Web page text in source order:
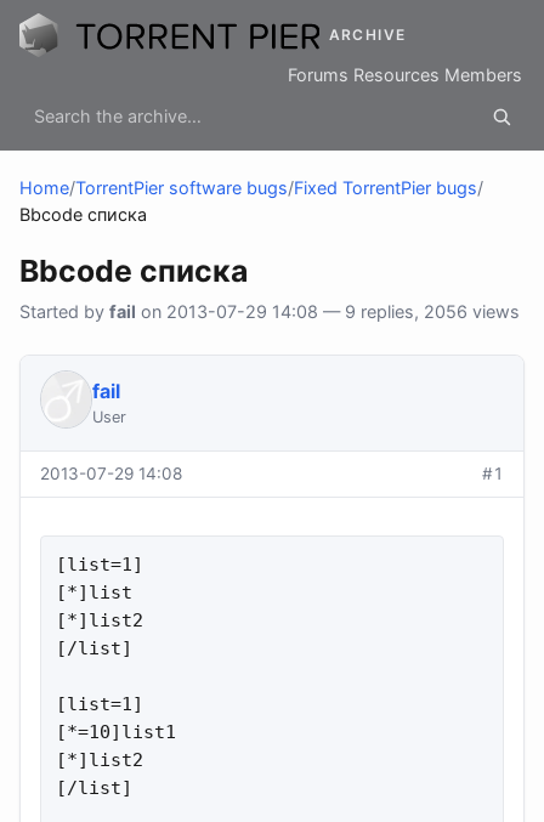
ARCHIVE
Forums Resources Members
Home/TorrentPier software bugs/Fixed TorrentPier bugs/
Bbcode списка
Bbcode списка
Started by fail on 2013-07-29 14:08 — 9 replies, 2056 views
fail
User
2013-07-29 14:08 #1
[list=1]
[*]list
[*]list2
[/list]
[list=1]
[*=10]list1
[*]list2
[/list]